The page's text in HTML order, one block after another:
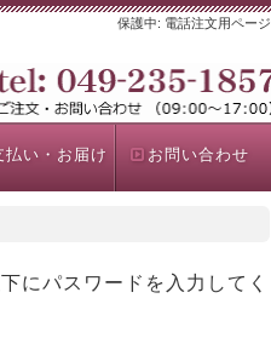
保護中: 電話注文用ページ
払い・お届け お問い合わせ
にパスワードを入力してく